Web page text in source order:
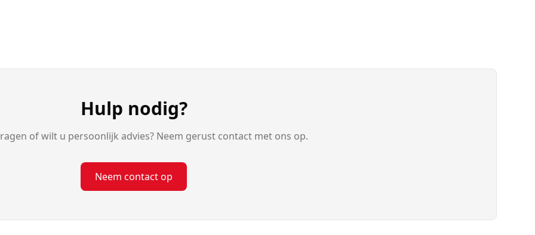
Hulp nodig?
of wilt u persoonlijk advies? Neem gerust contact met ons op.
Neem contact op